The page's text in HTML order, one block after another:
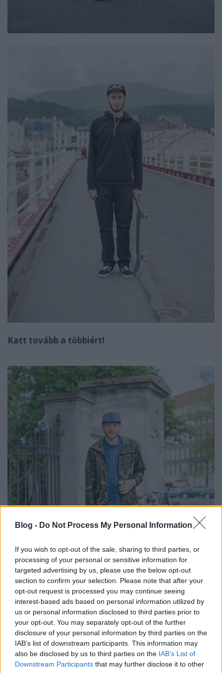
Blog - Do Not Process My Personal Information
If you wish to opt-out of the sale, sharing to third parties, or
processing of your personal or sensitive information for
targeted advertising by us, please use the below opt-out
section to confirm your selection. Please note that after your
opt-out request is processed you may continue seeing
interest-based ads based on personal information utilized by
us or personal information disclosed to third parties prior to
your opt-out. You may separately opt-out of the further
disclosure of your personal information by third parties on the
IAB’s list of downstream participants. This information may
also be disclosed by us to third parties on the IAB’s List of
Downstream Participants that may further disclose it to other
Katt tovább a többiért!